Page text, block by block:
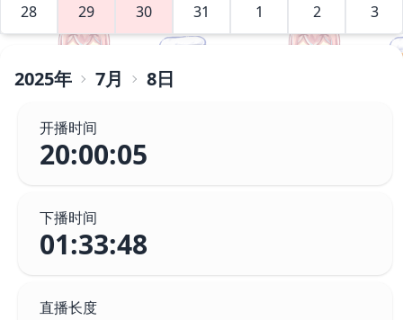
28 29 30 31 1 2 3
2025年 7月 8日
开播时间
20:00:05
下播时间
01:33:48
直播长度